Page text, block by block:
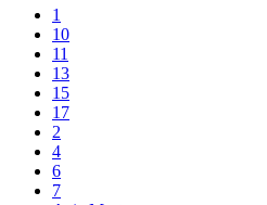
1
10
11
13
15
17
2
4
6
7